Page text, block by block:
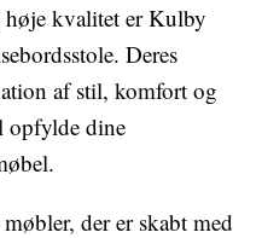
kvalitet er Kulby
Deres
af stil, komfort og
opfylde dine
der er skabt med